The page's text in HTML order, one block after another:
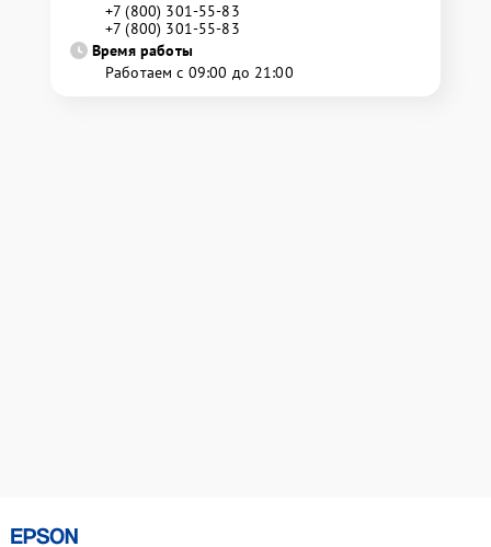
+7 (800) 301-55-83
+7 (800) 301-55-83
Время работы
Работаем с 09:00 до 21:00